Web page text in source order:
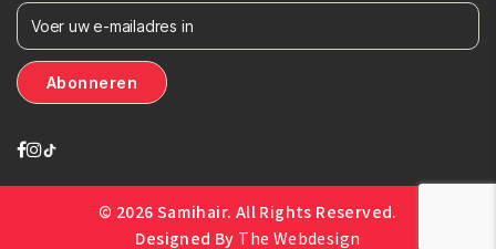
© 2026 Samihair. All Rights Reserved.
Designed By The Webdesign